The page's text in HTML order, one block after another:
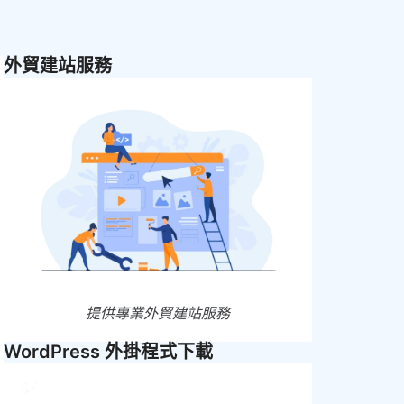
外貿建站服務
提供專業外貿建站服務
WordPress 外掛程式下載